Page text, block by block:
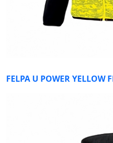
FELPA U POWER YELLOW